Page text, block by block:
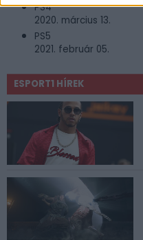
PS4
2020. március 13.
PS5
2021. február 05.
ESPORT1 HÍREK